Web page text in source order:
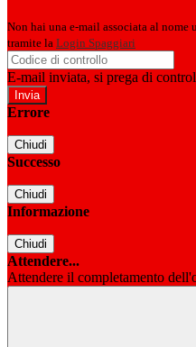
Non hai una e-mail associata al nome
tramite la Login Spaggiari
E-mail inviata, si prega di
Errore
Chiudi
Successo
Chiudi
Informazione
Chiudi
Attendere...
Attendere il completamento